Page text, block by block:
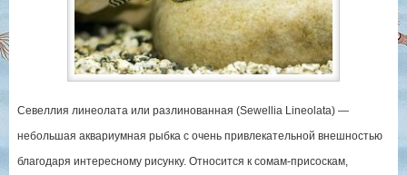
Севеллия линеолата или разлинованная (Sewellia Lineolata) —
небольшая аквариумная рыбка с очень привлекательной внешностью
благодаря интересному рисунку. Относится к сомам-присоскам,